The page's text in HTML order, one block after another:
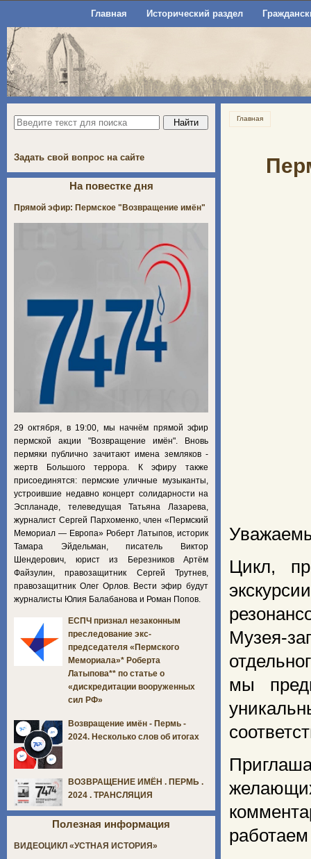
Главная Исторический раздел
Главная
Цикл,
Музея-
мы
Задать свой вопрос на сайте
На повестке дня
Прямой эфир: Пермское "Возвращение имён"
29 октября, в 19:00, мы начнём прямой эфир
пермской акции "Возвращение имён". Вновь
пермяки публично зачитают имена земляков -
жертв Большого террора. К эфиру также
присоединятся: пермские уличные музыканты,
устроившие недавно концерт солидарности на
Эспланаде, телеведущая Татьяна Лазарева,
журналист Сергей Пархоменко, член «Пермский
Мемориал — Европа» Роберт Латыпов, историк
Тамара Эйдельман, писатель Виктор
Шендерович, юрист из Березников Артём
Файзулин, правозащитник Сергей Трутнев,
правозащитник Олег Орлов. Вести эфир будут
журналисты Юлия Балабанова и Роман Попов.
ЕСПЧ признал незаконным
преследование экс-
председателя «Пермского
Мемориала»* Роберта
Латыпова** по статье о
«дискредитации вооруженных
сил РФ»
Возвращение имён - Пермь -
2024. Несколько слов об итогах
ВОЗВРАЩЕНИЕ ИМЁН . ПЕРМЬ .
2024 . ТРАНСЛЯЦИЯ
Полезная информация
ВИДЕОЦИКЛ «УСТНАЯ ИСТОРИЯ»